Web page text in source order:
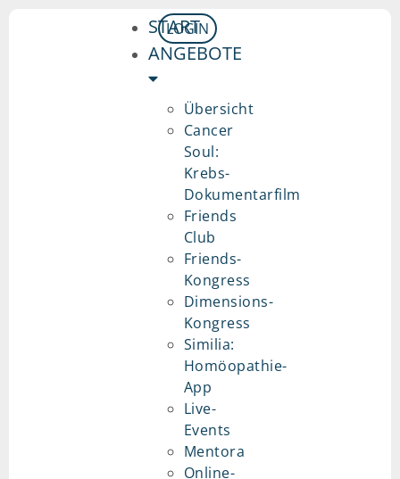
START
ANGEBOTE
Übersicht
Cancer
Soul:
Krebs-
Dokumentarfilm
Friends
Club
Friends-
Kongress
Dimensions-
Kongress
Similia:
Homöopathie-
App
Live-
Events
Mentora
Online-
LOGIN